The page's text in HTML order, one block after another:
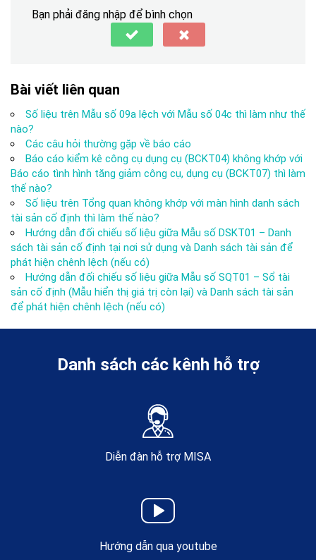
Bạn phải đăng nhập để bình chọn
Bài viết liên quan
Số liệu trên Mẫu số 09a lệch với Mẫu số 04c thì làm như thế
nào?
Các câu hỏi thường gặp về báo cáo
Báo cáo kiểm kê công cụ dụng cụ (BCKT04) không khớp với
Báo cáo tình hình tăng giảm công cụ, dụng cụ (BCKT07) thì làm
thế nào?
Số liệu trên Tổng quan không khớp với màn hình danh sách
tài sản cố định thì làm thế nào?
Hướng dẫn đối chiếu số liệu giữa Mẫu số DSKT01 – Danh
sách tài sản cố định tại nơi sử dụng và Danh sách tài sản để
phát hiện chênh lệch (nếu có)
Hướng dẫn đối chiếu số liệu giữa Mẫu số SQT01 – Sổ tài
sản cố định (Mẫu hiển thị giá trị còn lại) và Danh sách tài sản
để phát hiện chênh lệch (nếu có)
Danh sách các kênh hỗ trợ
Diễn đàn hỗ trợ MISA
Hướng dẫn qua youtube